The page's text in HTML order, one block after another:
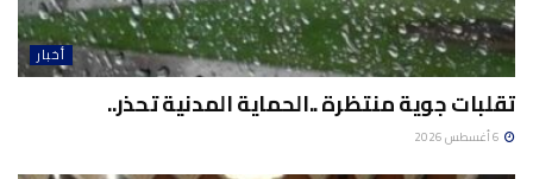
أخبار
تقلبات جوية منتظرة ..الحماية المدنية تحذر..